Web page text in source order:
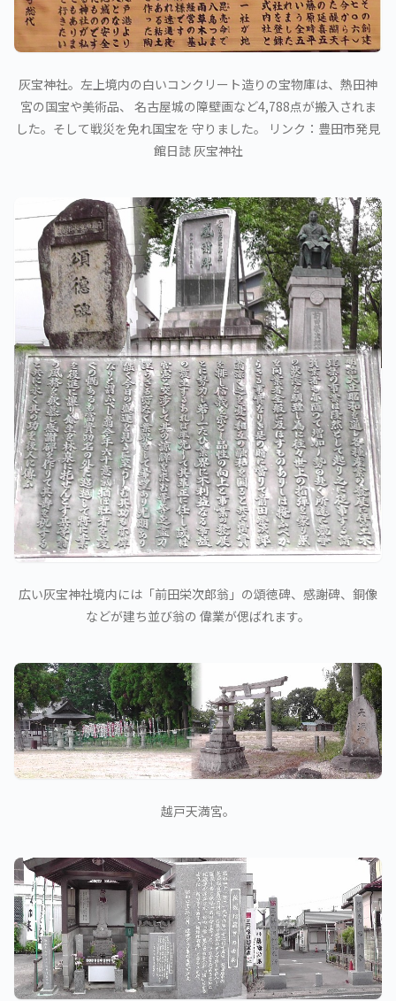
灰宝神社。左上境内の白いコンクリート造りの宝物庫は、熱田神
宮の国宝や美術品、 名古屋城の障壁画など4,788点が搬入されま
した。そして戦災を免れ国宝を 守りました。 リンク：豊田市発見
館日誌 灰宝神社
広い灰宝神社境内には「前田栄次郎翁」の頌徳碑、感謝碑、銅像
などが建ち並び翁の 偉業が偲ばれます。
越戸天満宮。